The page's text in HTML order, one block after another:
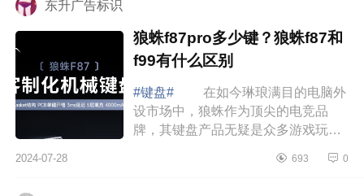
东升广告标识
狼蛛f87pro多少键？狼蛛f87和
f99有什么区别
#键盘#
在如今琳琅满目的电脑外
设市场中，狼蛛作为顶尖的电竞品
牌，其键盘产品无疑是众多游戏玩家
为大家介绍下狼蛛f87pro多少键？狼
2024-07-28 693 0